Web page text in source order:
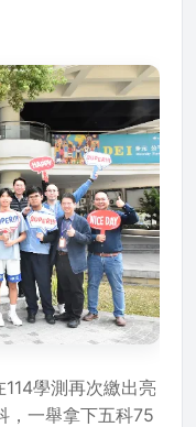
學測再次繳出亮
，一舉拿下五科75